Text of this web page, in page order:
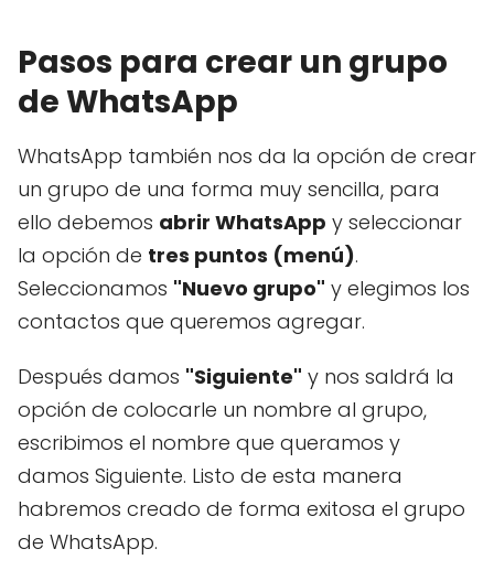
Pasos para crear un grupo
de WhatsApp
WhatsApp también nos da la opción de crear
un grupo de una forma muy sencilla, para
ello debemos abrir WhatsApp y seleccionar
la opción de tres puntos (menú).
Seleccionamos "Nuevo grupo" y elegimos los
contactos que queremos agregar.
Después damos "Siguiente" y nos saldrá la
opción de colocarle un nombre al grupo,
escribimos el nombre que queramos y
damos Siguiente. Listo de esta manera
habremos creado de forma exitosa el grupo
de WhatsApp.